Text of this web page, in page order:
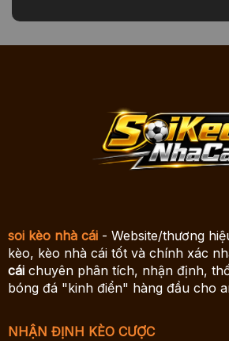
soi kèo nhà cái- Website/thương
kèo, kèo nhà cái tốt và chính xác
cáichuyên phân tích, nhận định,
bóng đá "kinh điển" hàng đầu cho
NHẬN ĐỊNH KÈO CƯỢC